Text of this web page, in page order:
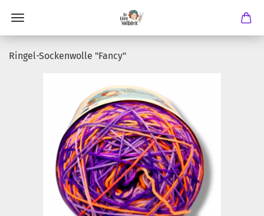
Ringel-Sockenwolle "Fancy"